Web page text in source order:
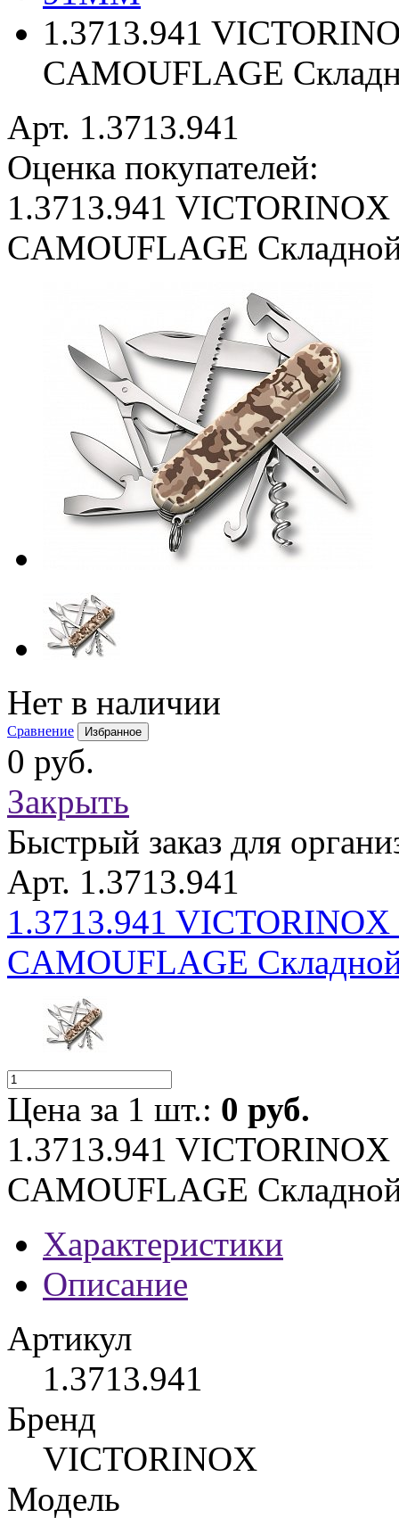
1.3713.941
CAMOUFLAGE
Арт. 1.3713.941
Оценка покупателей:
1.3713.941
CAMOUFLAGE
Нет в наличии
Сравнение Избранное
0 руб.
Закрыть
Быстрый заказ для
Арт. 1.3713.941
1.3713.941
CAMOUFLAGE
Цена за 1 шт.: 0 руб.
1.3713.941
CAMOUFLAGE
Характеристики
Описание
Артикул
1.3713.941
Бренд
VICTORINOX
Модель